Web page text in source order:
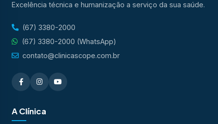
Excelência técnica e humanização a serviço da sua saúde.
(67) 3380-2000
(67) 3380-2000 (WhatsApp)
contato@clinicascope.com.br
A Clínica